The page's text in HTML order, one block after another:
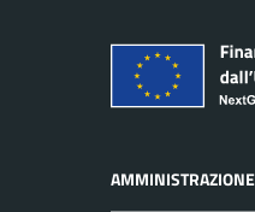
AMMINISTRAZIONE